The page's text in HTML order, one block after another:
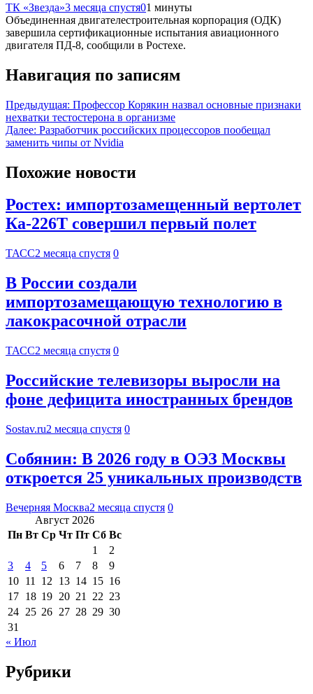
ТК «Звезда»3 месяца спустя01 минуты
Объединенная двигателестроительная корпорация (ОДК)
завершила сертификационные испытания авиационного
двигателя ПД-8, сообщили в Ростехе.
Навигация по записям
Предыдущая: Профессор Корякин назвал основные признаки
нехватки тестостерона в организме
Далее: Разработчик российских процессоров пообещал
заменить чипы от Nvidia
Похожие новости
Ростех: импортозамещенный вертолет
Ка-226Т совершил первый полет
ТАСС2 месяца спустя 0
В России создали
импортозамещающую технологию в
лакокрасочной отрасли
ТАСС2 месяца спустя 0
Российские телевизоры выросли на
фоне дефицита иностранных брендов
Sostav.ru2 месяца спустя 0
Собянин: В 2026 году в ОЭЗ Москвы
откроется 25 уникальных производств
Вечерняя Москва2 месяца спустя 0
Август 2026
Пн Вт Ср Чт Пт Сб Вс
1
2
3
4 5 6 7 8
9
10 11 12 13 14 15 16
17 18 19 20 21 22 23
24 25 26 27 28 29 30
31
« Июл
Рубрики